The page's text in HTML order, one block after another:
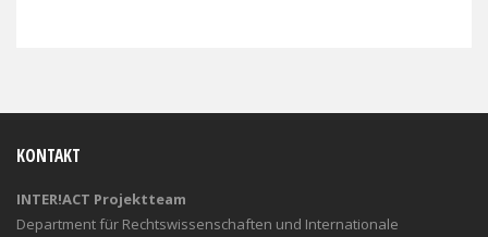
KONTAKT
INTER!ACT Projektteam
Department für Rechtswissenschaften und Internationale